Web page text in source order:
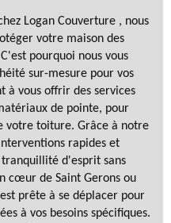
Logan Couverture , nous
votre maison des
pourquoi nous vous
sur-mesure pour vos
à vous offrir des services
de pointe, pour
toiture. Grâce à notre
rapides et
d'esprit sans
cœur de Saint Gerons ou
prête à se déplacer pour
à vos besoins spécifiques.